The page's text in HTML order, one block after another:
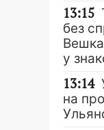
13:15
без
у
13:14
на